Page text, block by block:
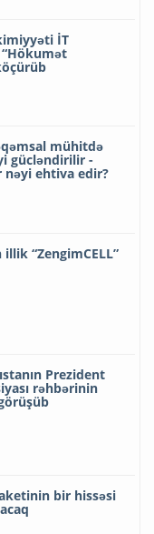
İT
mühitdə
gücləndirilir -
nəyi ehtiva edir?
“ZengimCELL”
Prezident
rəhbərinin
bir hissəsi